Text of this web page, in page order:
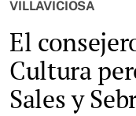
VILLAVICIOSA
El
Cultura
Sales y